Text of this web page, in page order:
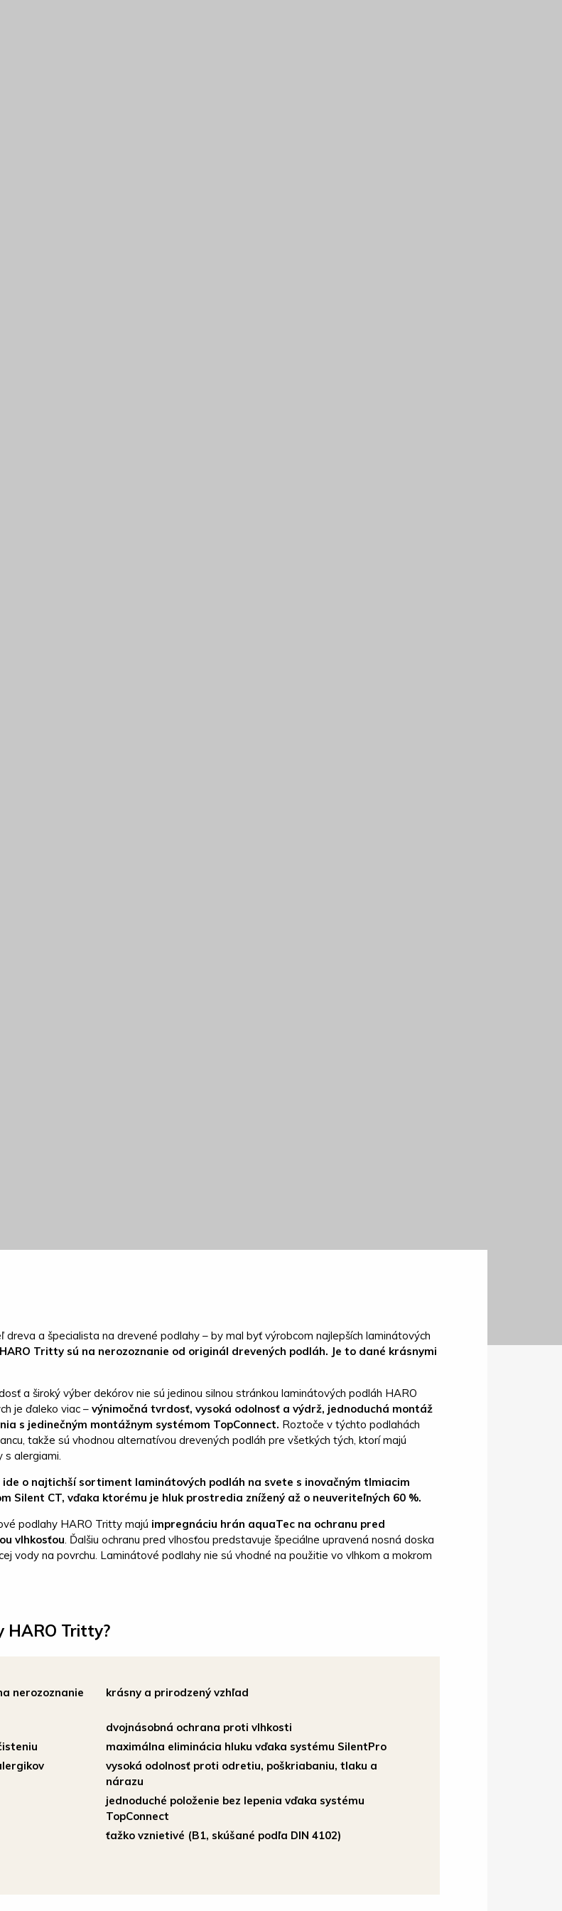
a špecialista na drevené podlahy – by mal byť výrobcom najlepších laminátových
Tritty sú na nerozoznanie od originál drevených podláh. Je to dané krásnymi
a široký výber dekórov nie sú jedinou silnou stránkou laminátových podláh HARO
je ďaleko viac – výnimočná tvrdosť, vysoká odolnosť a výdrž, jednoduchá montáž
s jedinečným montážnym systémom TopConnect. Roztoče v týchto podlahách
takže sú vhodnou alternatívou drevených podláh pre všetkých tých, ktorí majú
s alergiami.
ide o najtichší sortiment laminátových podláh na svete s inovačným tlmiacim
Silent CT, vďaka ktorému je hluk prostredia znížený až o neuveriteľných 60 %.
podlahy HARO Tritty majú impregnáciu hrán aquaTec na ochranu pred
vlhkosťou. Ďalšiu ochranu pred vlhosťou predstavuje špeciálne upravená nosná doska
vody na povrchu. Laminátové podlahy nie sú vhodné na použitie vo vlhkom a mokrom
HARO Tritty?
nerozoznanie
krásny a prirodzený vzhľad
dvojnásobná ochrana proti vlhkosti
maximálna eliminácia hluku vďaka systému SilentPro
vysoká odolnosť proti odretiu, poškriabaniu, tlaku a
nárazu
jednoduché položenie bez lepenia vďaka systému
TopConnect
ťažko vznietivé (B1, skúšané podľa DIN 4102)